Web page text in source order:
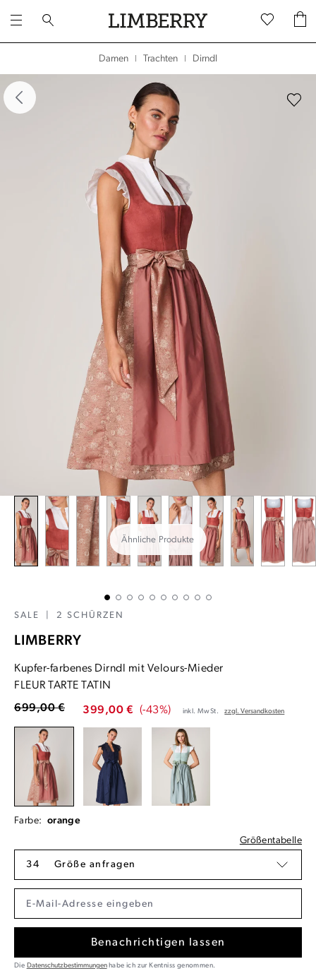
Damen Trachten Dirndl
überspringen
Ähnliche Produkte
SALE 2 SCHÜRZEN
LIMBERRY
Kupfer-farbenes Dirndl mit Velours-Mieder
FLEUR TARTE TATIN
399,00 € (-43%)
699,00 € inkl. MwSt. zzgl. Versandkosten
Farbe: orange
Größentabelle
34 Größe anfragen
Benachrichtigen lassen
Die Datenschutzbestimmungenhabe ich zur Kentniss genommen.